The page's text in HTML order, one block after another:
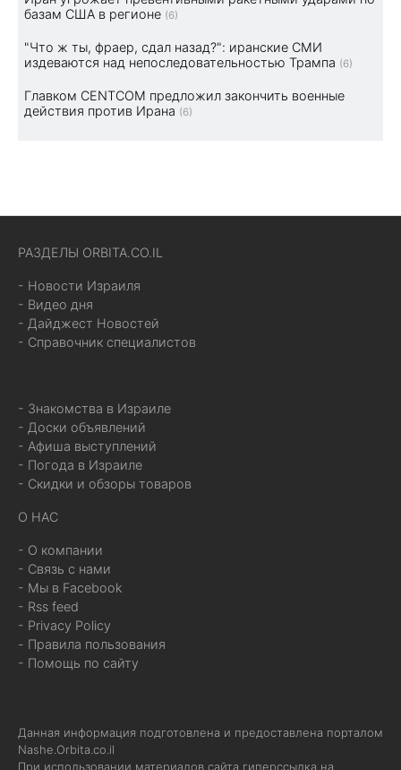
базам США в регионе (6)
"Что ж ты, фраер, сдал назад?": иранские СМИ
издеваются над непоследовательностью Трампа (6)
Главком CENTCOM предложил закончить военные
действия против Ирана (6)
РАЗДЕЛЫ ORBITA.CO.IL
- Новости Израиля
- Видео дня
- Дайджест Новостей
- Справочник специалистов
- Знакомства в Израиле
- Доски объявлений
- Афиша выступлений
- Погода в Израиле
- Скидки и обзоры товаров
О НАС
- О компании
- Связь с нами
- Мы в Facebook
- Rss feed
- Privacy Policy
- Правила пользования
- Помощь по сайту
Данная информация подготовлена и предоставлена порталом
Nashe.Orbita.co.il
При использовании материалов сайта гиперссылка на